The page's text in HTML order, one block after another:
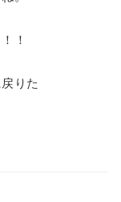
！
りた